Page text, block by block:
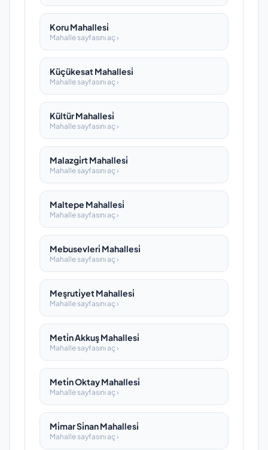
Koru Mahallesi̇
Mahalle sayfasını aç ›
Küçükesat Mahallesi̇
Mahalle sayfasını aç ›
Kültür Mahallesi̇
Mahalle sayfasını aç ›
Malazgi̇rt Mahallesi̇
Mahalle sayfasını aç ›
Maltepe Mahallesi̇
Mahalle sayfasını aç ›
Mebusevleri̇ Mahallesi̇
Mahalle sayfasını aç ›
Meşruti̇yet Mahallesi̇
Mahalle sayfasını aç ›
Meti̇n Akkuş Mahallesi̇
Mahalle sayfasını aç ›
Meti̇n Oktay Mahallesi̇
Mahalle sayfasını aç ›
Mi̇mar Si̇nan Mahallesi̇
Mahalle sayfasını aç ›